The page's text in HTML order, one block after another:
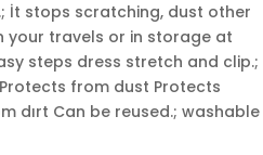
İt stops scratching, dust other
your travels or in storage at
steps dress stretch and clip.;
from dust Protects
dırt Can be reused.; washable